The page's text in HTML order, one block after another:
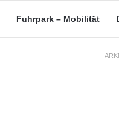
Fuhrpark – Mobilität